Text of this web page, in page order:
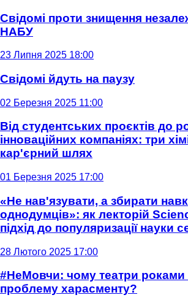
Свідомі проти знищення
НАБУ
23 Липня 2025 18:00
Свідомі йдуть на паузу
02 Березня 2025 11:00
Від студентських проєктів до
інноваційних компаніях: три
кар'єрний шлях
01 Березня 2025 17:00
«Не нав'язувати, а збирати
однодумців»: як лекторій
підхід до популяризації науки
28 Лютого 2025 17:00
#НеМовчи: чому театри роками
проблему харасменту?